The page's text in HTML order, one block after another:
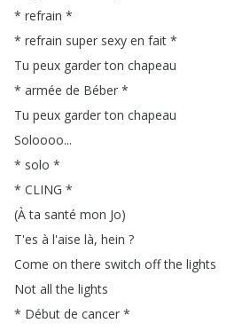
* refrain *
* refrain super sexy en fait *
Tu peux garder ton chapeau
* armée de Béber *
Tu peux garder ton chapeau
Soloooo...
* solo *
* CLING *
(À ta santé mon Jo)
T'es à l'aise là, hein ?
Come on there switch off the lights
Not all the lights
* Début de cancer *